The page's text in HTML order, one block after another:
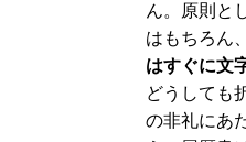
ん。原則と
はもちろん
はすぐに文
どうしても
の非礼にあ